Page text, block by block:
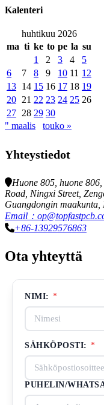
Kalenteri
huhtikuu 2026
ma ti ke to pe la su
1
2 3 4
5
6
7 8 9 10 11 12
13 14 15 16 17 18 19
20 21 22 23 24 25 26
27 28 29 30
" maalis
touko »
Yhteystiedot
Huone 805, huone
Road, Ningxi Street,
Guangdongin maakunta,
Email：
+86-13929576863
Ota yhteyttä
NIMI: *
SÄHKÖPOSTI: *
PUHELIN/